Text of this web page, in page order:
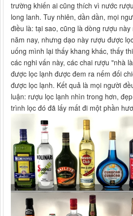
trường khiến ai cũng thích vì nước
long lanh. Tuy nhiên, dần dần, mọi
điều là: tại sao, cũng là dòng rượu
năm nay, nhưng dạo này rượu được
uống mình lại thấy khang khác, thấy
các nghi vấn này, các chai rượu "nhà
được lọc lạnh được đem ra nếm đối
được lọc lạnh. Kết quả là mọi người
luận: rượu lọc lạnh nhìn trong hơn,
trình lọc đó đã lấy mất đi một phần